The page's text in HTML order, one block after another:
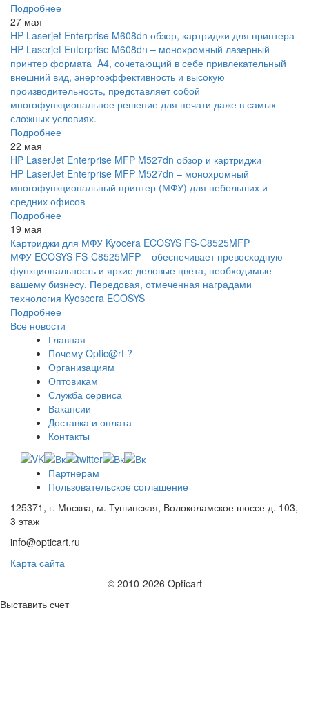
Подробнее
27 мая
HP Laserjet Enterprise M608dn обзор, картриджи для принтера
HP Laserjet Enterprise M608dn – монохромный лазерный
принтер формата A4, сочетающий в себе привлекательный
внешний вид, энергоэффективность и высокую
производительность, представляет собой
многофункциональное решение для печати даже в самых
сложных условиях.
Подробнее
22 мая
HP LaserJet Enterprise MFP M527dn обзор и картриджи
HP LaserJet Enterprise MFP M527dn – монохромный
многофункциональный принтер (МФУ) для небольших и
средних офисов
Подробнее
19 мая
Картриджи для МФУ Kyocera ECOSYS FS-C8525MFP
МФУ ECOSYS FS-C8525MFP – обеспечивает превосходную
функциональность и яркие деловые цвета, необходимые
вашему бизнесу. Передовая, отмеченная наградами
технология Kyoscera ECOSYS
Подробнее
Все новости
Главная
Почему Optic@rt ?
Организациям
Оптовикам
Служба сервиса
Вакансии
Доставка и оплата
Контакты
Партнерам
Пользовательское соглашение
125371, г. Москва, м. Тушинская, Волоколамское шоссе д. 103,
3 этаж
info@opticart.ru
Карта сайта
© 2010-2026 Opticart
Выставить счет